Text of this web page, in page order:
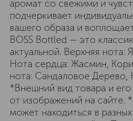
аромат со свежими и
подчеркивает
вашего образа и
BOSS Bottled — это
актуальной. Верхняя
Нота сердца: Жасмин,
нота: Сандаловое
*Внешний вид товара и
от изображений на сайте.
может находиться в